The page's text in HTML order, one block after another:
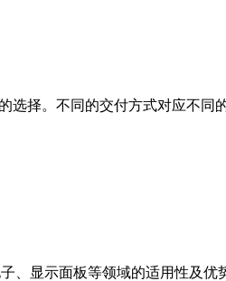
择。不同的交付方式对应不
、显示面板等领域的适用性及